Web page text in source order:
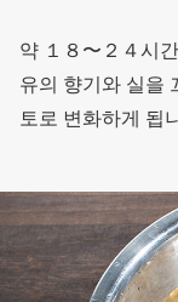
약 １８〜２４시
유의 향기와 실을
토로 변화하게 됩